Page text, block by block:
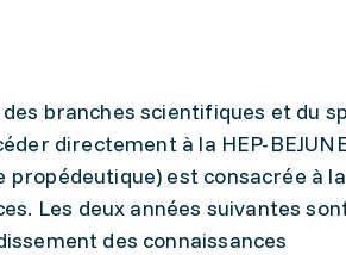
branches scientifiques et du
directement à la HEP-
propédeutique) est consacrée à la
Les deux années suivantes
des connaissances